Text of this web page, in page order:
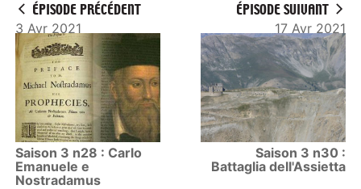
ÉPISODE PRÉCÉDENT
3 Avr 2021
Saison 3 n28 : Carlo
Emanuele e
Nostradamus
ÉPISODE SUIVANT
17 Avr 2021
Saison 3 n30 :
Battaglia dell'Assietta